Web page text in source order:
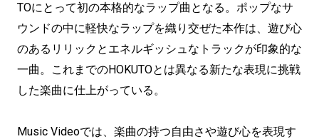
TOにとって初の本格的なラップ曲となる。ポップなサ
ウンドの中に軽快なラップを織り交ぜた本作は、遊び心
のあるリリックとエネルギッシュなトラックが印象的な
一曲。これまでのHOKUTOとは異なる新たな表現に挑戦
した楽曲に仕上がっている。
Music Videoでは、楽曲の持つ自由さや遊び心を表現す